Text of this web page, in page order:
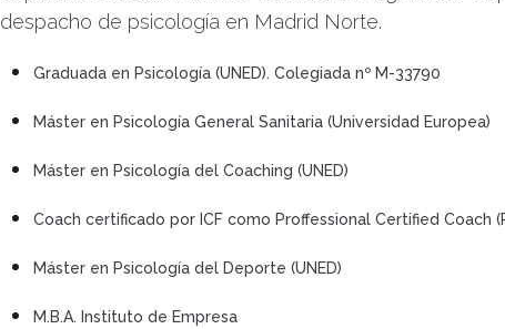
despacho de psicología en Madrid Norte.
Graduada en Psicología (UNED). Colegiada nº M-33790
Máster en Psicología General Sanitaria (Universidad Europea)
Máster en Psicología del Coaching (UNED)
Coach certificado por ICF como Proffessional Certified Coach
Máster en Psicología del Deporte (UNED)
M.B.A. Instituto de Empresa